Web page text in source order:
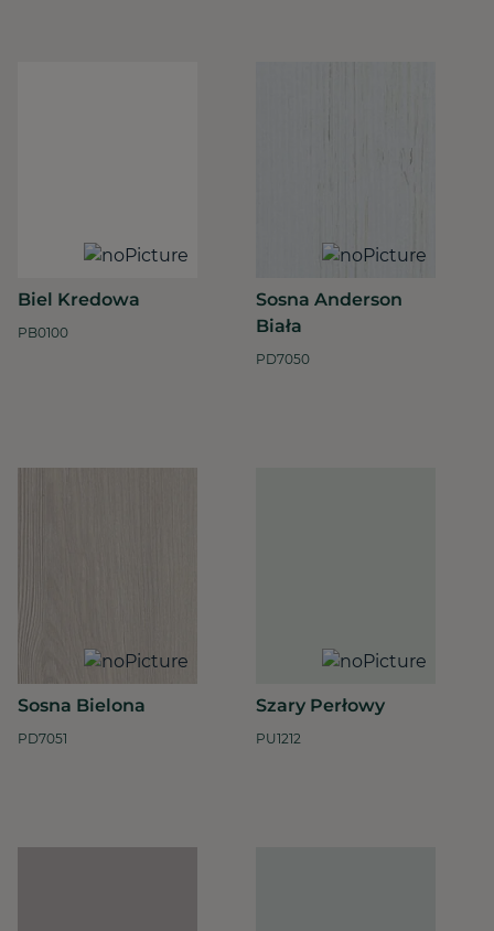
Biel Kredowa
PB0100
Sosna Anderson
Biała
PD7050
Sosna Bielona
PD7051
Szary Perłowy
PU1212